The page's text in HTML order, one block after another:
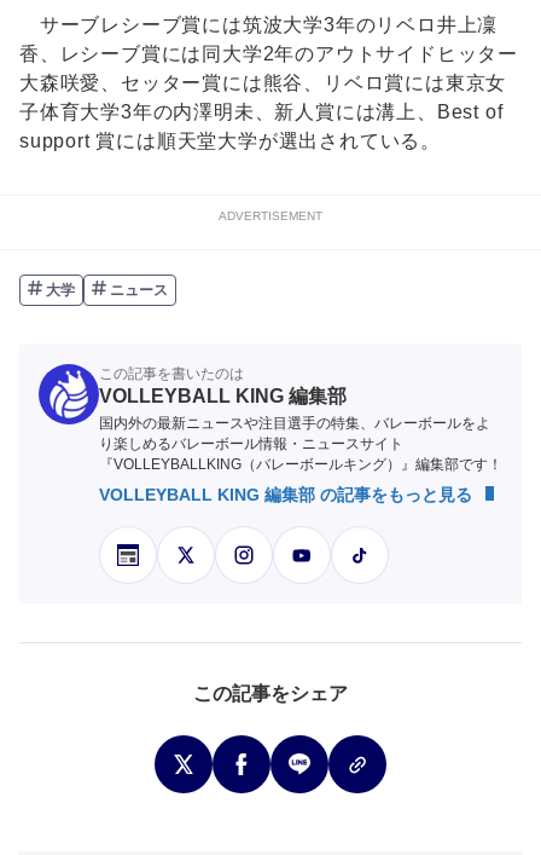
サーブレシーブ賞には筑波大学3年のリベロ井上凜
香、レシーブ賞には同大学2年のアウトサイドヒッター
大森咲愛、セッター賞には熊谷、リベロ賞には東京女
子体育大学3年の内澤明未、新人賞には溝上、Best of
support 賞には順天堂大学が選出されている。
ADVERTISEMENT
大学 ニュース
この記事を書いたのは
VOLLEYBALL KING 編集部
国内外の最新ニュースや注目選手の特集、バレーボールをよ
り楽しめるバレーボール情報・ニュースサイト
『VOLLEYBALLKING（バレーボールキング）』編集部です！
VOLLEYBALL KING 編集部 の記事をもっと見る
この記事をシェア